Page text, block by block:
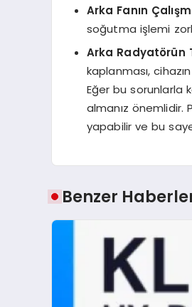
Arka Fanın
soğutma işlemi
Arka Radyatörün
kaplanması,
Eğer bu sorunlarla
almanız önemlidir.
yapabilir ve bu
Benzer